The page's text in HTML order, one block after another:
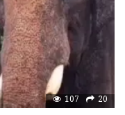
107 20